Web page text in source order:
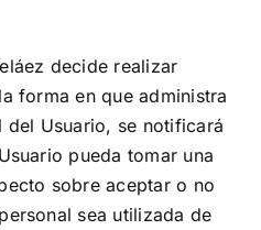
decide realizar
forma en que administra
Usuario, se notificará
pueda tomar una
sobre aceptar o no
sea utilizada de